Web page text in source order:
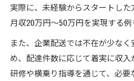
実際に、未経験からスタートし
月収20万円〜50万円を実現する例
また、企業配送では不在が少な
め、配達件数に応じて着実に収入
研修や横乗り指導を通じて、必